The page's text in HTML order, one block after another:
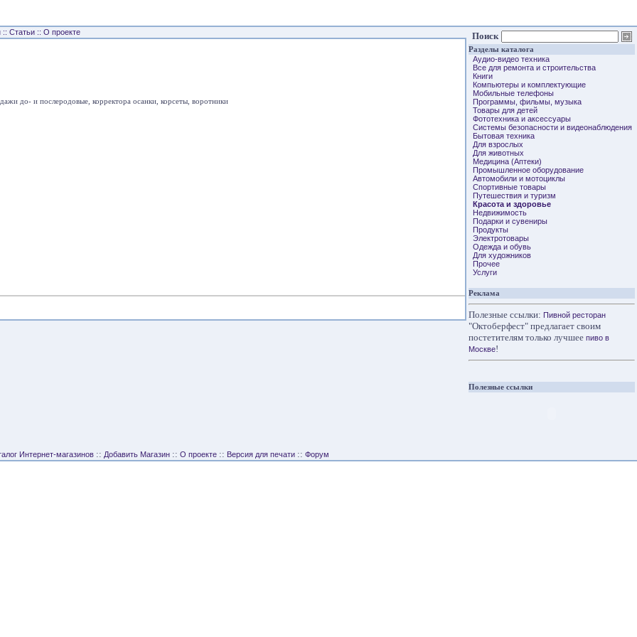
:: Статьи :: О проекте
до- и послеродовые, корректора осанки, корсеты, воротники
Поиск
Разделы каталога
Аудио-видео техника
Все для ремонта и строительства
Книги
Компьютеры и комплектующие
Мобильные телефоны
Программы, фильмы, музыка
Товары для детей
Фототехника и аксессуары
Системы безопасности и видеонаблюдения
Бытовая техника
Для взрослых
Для животных
Медицина (Аптеки)
Промышленное оборудование
Автомобили и мотоциклы
Спортивные товары
Путешествия и туризм
Красота и здоровье
Недвижимость
Подарки и сувениры
Продукты
Электротовары
Одежда и обувь
Для художников
Прочее
Услуги
Реклама
Полезные ссылки: Пивной ресторан
"Октоберфест" предлагает своим
постетителям только лучшее пиво в
Москве!
Полезные ссылки
Интернет-магазинов :: Добавить Магазин :: О проекте :: Версия для печати :: Форум